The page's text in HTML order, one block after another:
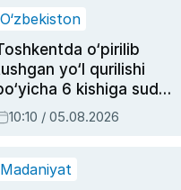
O‘zbekiston
o‘pirilib
yo‘l qurilishi
6 kishiga sud
o‘qildi
10:10 / 05.08.2026
Madaniyat